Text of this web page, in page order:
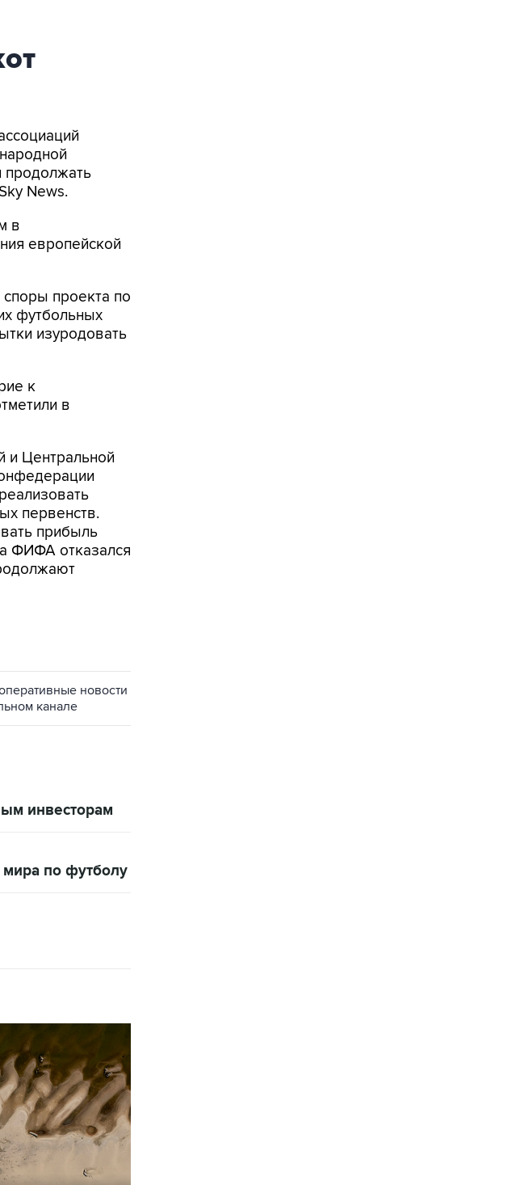
News.
в
европейской
проекта по
футбольных
изуродовать
к
в
и Центральной
первенств.
прибыль
ФИФА отказался
новости
канале
инвесторам
мира по футболу